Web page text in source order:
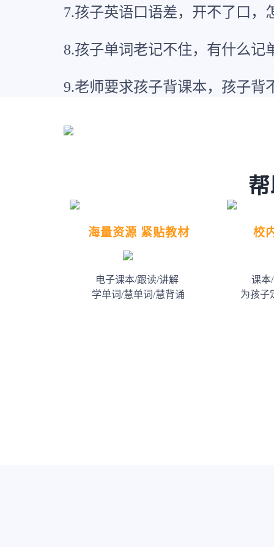
7.孩子英语口语差，开不了口，
8.孩子单词老记不住，有什么记
9.老师要求孩子背课本，孩子背
海量资源 紧贴教材
电子课本/跟读/讲解
学单词/慧单词/慧背诵
校
课本
为孩子